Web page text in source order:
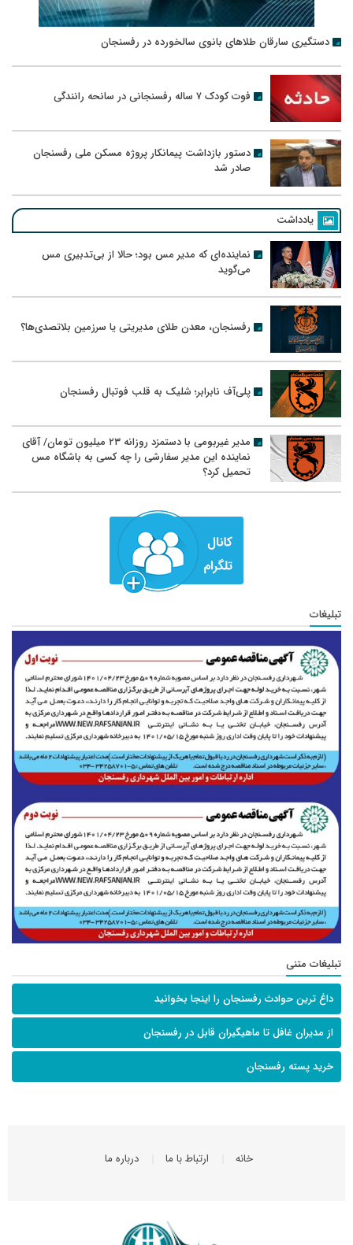
دستگیری سارقان طلاهای بانوی سالخورده در رفسنجان
فوت کودک ۷ ساله رفسنجانی در سانحه رانندگی
دستور بازداشت پیمانکار پروژه مسکن ملی رفسنجان
صادر شد
یادداشت
نماینده‌ای که مدیر مس بود؛ حالا از بی‌تدبیری مس
می‌گوید
رفسنجان، معدن طلای مدیریتی یا سرزمین بلاتصدی‌ها؟
پلی‌آف نابرابر؛ شلیک به قلب فوتبال رفسنجان
مدیر غیربومی با دستمزد روزانه ۲۳ میلیون تومان/ آقای
نماینده این مدیر سفارشی را چه کسی به باشگاه مس
تحمیل کرد؟
تبلیغات
تبلیغات متنی
داغ ترین حوادث رفسنجان را اینجا بخوانید
از مدیران غافل تا ماهیگیران قابل در رفسنجان
خرید پسته رفسنجان
خانه ارتباط با ما درباره ما